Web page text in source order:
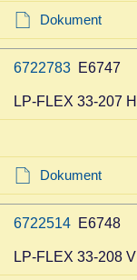
Dokument
6722783 E6747
LP-FLEX 33-207 H
Dokument
6722514 E6748
LP-FLEX 33-208 V